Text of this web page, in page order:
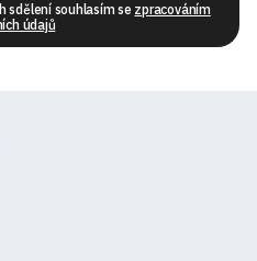
sdělení souhlasím se zpracováním
údajů